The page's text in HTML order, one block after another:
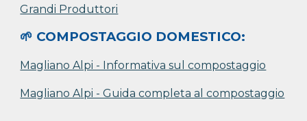
Grandi Produttori
🌱 COMPOSTAGGIO DOMESTICO:
Magliano Alpi - Informativa sul compostaggio
Magliano Al pi - Guida completa al compostaggio